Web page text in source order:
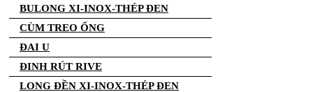
BULONG XI-INOX-THÉP ĐEN
CÙM TREO ỐNG
ĐAI U
ĐINH RÚT RIVE
LONG ĐỀN XI-INOX-THÉP ĐEN